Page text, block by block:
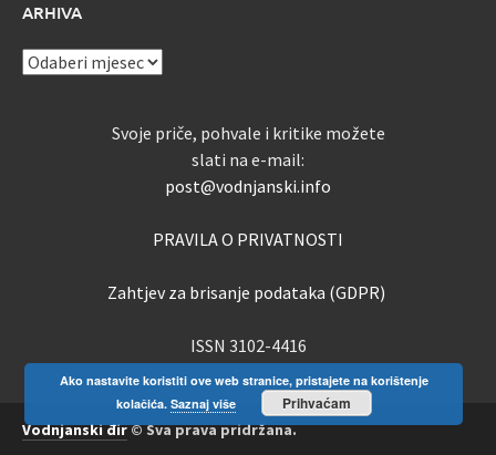
ARHIVA
ARHIVA
Svoje priče, pohvale i kritike možete
slati na e-mail:
post@vodnjanski.info
PRAVILA O PRIVATNOSTI
Zahtjev za brisanje podataka (GDPR)
ISSN 3102-4416
Vodnjanski đir© Sva prava pridržana.
Ako nastavite koristiti ove web stranice, pristajete na korištenje
kolačića. Saznaj više Prihvaćam